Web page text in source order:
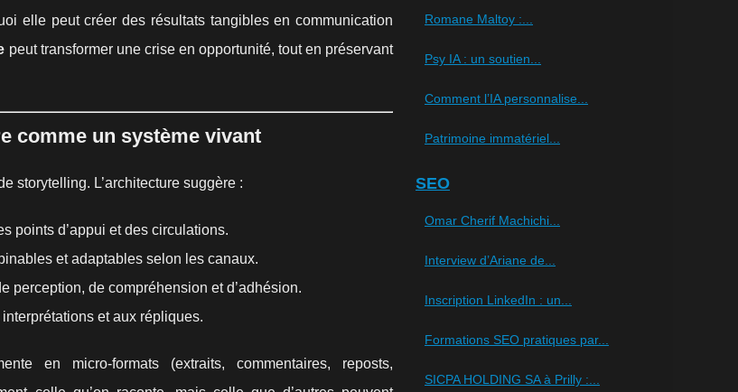
elle peut créer des résultats tangibles en communication
peut transformer une crise en opportunité, tout en préservant
comme un système vivant
storytelling. L’architecture suggère :
points d’appui et des circulations.
et adaptables selon les canaux.
perception, de compréhension et d’adhésion.
et aux répliques.
en micro-formats (extraits, commentaires, reposts,
Romane Maltoy :...
Psy IA : un soutien...
Comment l’IA personnalise...
Patrimoine immatériel...
SEO
Omar Cherif Machichi...
Interview d’Ariane de...
Inscription LinkedIn : un...
Formations SEO pratiques par...
SICPA HOLDING SA à Prilly :...